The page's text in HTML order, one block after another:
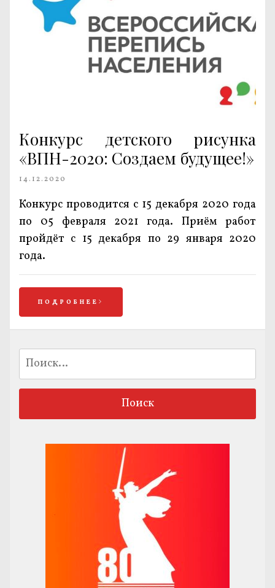
Конкурс детского рисунка
«ВПН-2020: Создаем будущее!»
14.12.2020
Конкурс проводится с 15 декабря 2020 года
по 05 февраля 2021 года. Приём работ
пройдёт с 15 декабря по 29 января 2020
года.
ПОДРОБНЕЕ
Найти: